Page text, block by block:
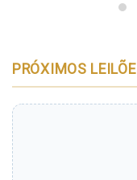
PRÓXIMOS